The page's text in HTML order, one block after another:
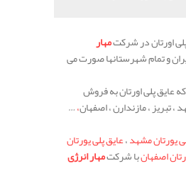
اورتان در شرکتمهار
و تمام شهرستانها صورت می
عایق پلی اورتان به فروش
تبریز ، مازندارن ، اصفهان،…
یورتان مشهد،عایق پلی یورتان
اصفهانبا شرکتمهار انرژی